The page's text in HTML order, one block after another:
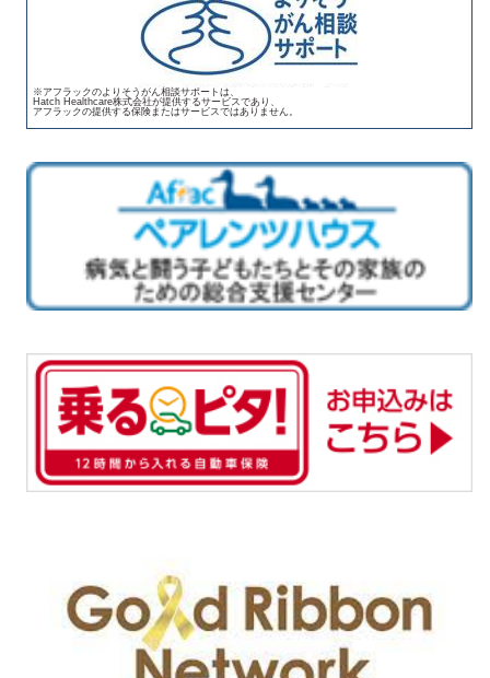
※アフラックのよりそうがん相談サポートは、
Hatch Healthcare株式会社が提供するサービスであり、
アフラックの提供する保険またはサービスではありません。